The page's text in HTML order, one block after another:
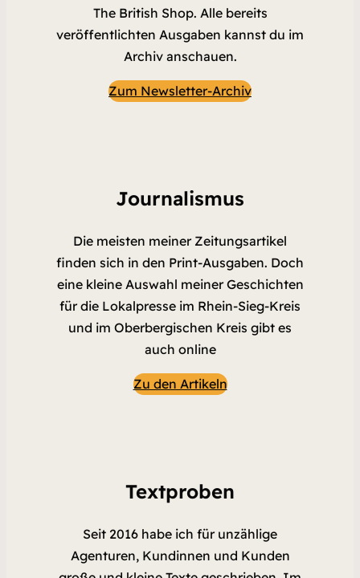
The British Shop. Alle bereits
veröffentlichten Ausgaben kannst du im
Archiv anschauen.
Zum Newsletter-Archiv
Journalismus
Die meisten meiner Zeitungsartikel
finden sich in den Print-Ausgaben. Doch
eine kleine Auswahl meiner Geschichten
für die Lokalpresse im Rhein-Sieg-Kreis
und im Oberbergischen Kreis gibt es
auch online
Zu den Artikeln
Textproben
Seit 2016 habe ich für unzählige
Agenturen, Kundinnen und Kunden